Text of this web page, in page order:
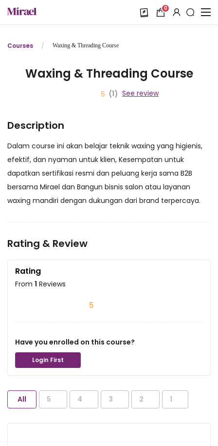
0
Courses / Waxing & Threading Course
Waxing & Threading Course
5 (1) See review
Description
Dalam course ini akan belajar teknik waxing yang higienis,
efektif, dan nyaman untuk klien, Kesempatan untuk
dapatkan sertifikasi resmi dan peluang kerja sama B2B
bersama Mirael dan Bangun bisnis salon atau layanan
waxing mandiri dengan dukungan dari brand terpercaya.
Rating & Review
Rating
From 1 Reviews
5
Have you enrolled on this course?
Login First
All 5 4 3 2 1